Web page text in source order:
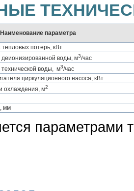
Наименование параметра
потерь, кВт
воды, м3/час
воды, м3/час
циркуляционного насоса, кВт
охлаждения, м2
мм
параметрами